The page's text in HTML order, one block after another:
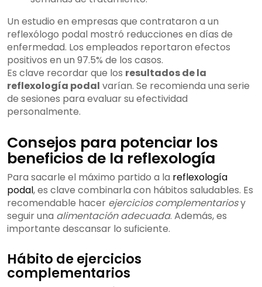
Un estudio en empresas que contrataron a un
reflexólogo podal mostró reducciones en días de
enfermedad. Los empleados reportaron efectos
positivos en un 97.5% de los casos.
Es clave recordar que los resultados de la
reflexología podal varían. Se recomienda una serie
de sesiones para evaluar su efectividad
personalmente.
Consejos para potenciar los
beneficios de la reflexología
Para sacarle el máximo partido a la reflexología
podal, es clave combinarla con hábitos saludables. Es
recomendable hacer ejercicios complementariosy
seguir una alimentación adecuada. Además, es
importante descansar lo suficiente.
Hábito de ejercicios
complementarios